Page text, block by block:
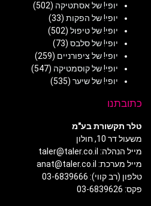
יופי! של אסתטיקה (502)
יופי! של הפקות (33)
יופי! של טיפול (502)
יופי! של סלבס (73)
יופי! של ציפורניים (259)
יופי! של קוסמטיקה (547)
יופי! של שיער (535)
כתובתנו
טלר תקשורת בע"מ
משעול דר 10, חולון
מייל הנהלה: taler@taler.co.il
מייל מערכת: anat@taler.co.il
טלפון (רב קווי): 03-6839666
פקס: 03-6839626